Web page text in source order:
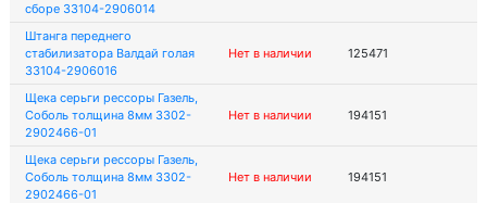
сборе 33104-2906014
Штанга переднего
стабилизатора Валдай голая
33104-2906016
Нет в наличии 125471
Щека серьги рессоры Газель,
Соболь толщина 8мм 3302-
2902466-01
Нет в наличии 194151
Щека серьги рессоры Газель,
Соболь толщина 8мм 3302-
2902466-01
Нет в наличии 194151